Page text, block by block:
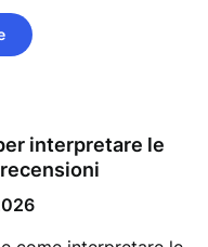
interpretare le